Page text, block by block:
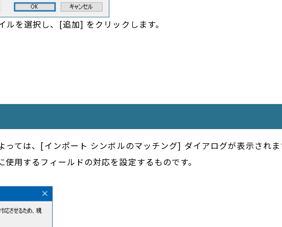
を選択し、[追加] をクリックします。
っては、[インポート シンボルのマッチング] ダイアログが表示され
用するフィールドの対応を設定するものです。